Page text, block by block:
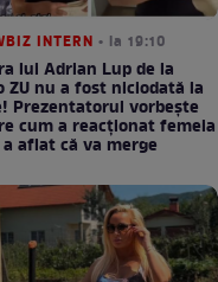
INTERN • la 19:10
lui Adrian Lup de la
ZU nu a fost niciodată la
Prezentatorul vorbește
cum a reacționat femeia
aflat că va merge